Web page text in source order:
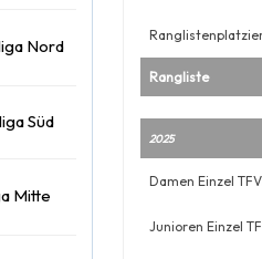
Nord
Süd
Mitte
Rangliste
2025
Damen Einzel
Junioren Einzel